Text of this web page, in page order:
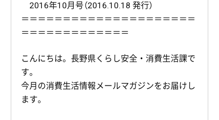
2016年10月号（2016.10.18 発行）
＝＝＝＝＝＝＝＝＝＝＝＝＝＝＝＝＝＝＝＝＝
＝＝＝＝＝＝＝＝＝＝＝＝＝
こんにちは。長野県くらし安全・消費生活課で
す。
今月の消費生活情報メールマガジンをお届けし
ます。